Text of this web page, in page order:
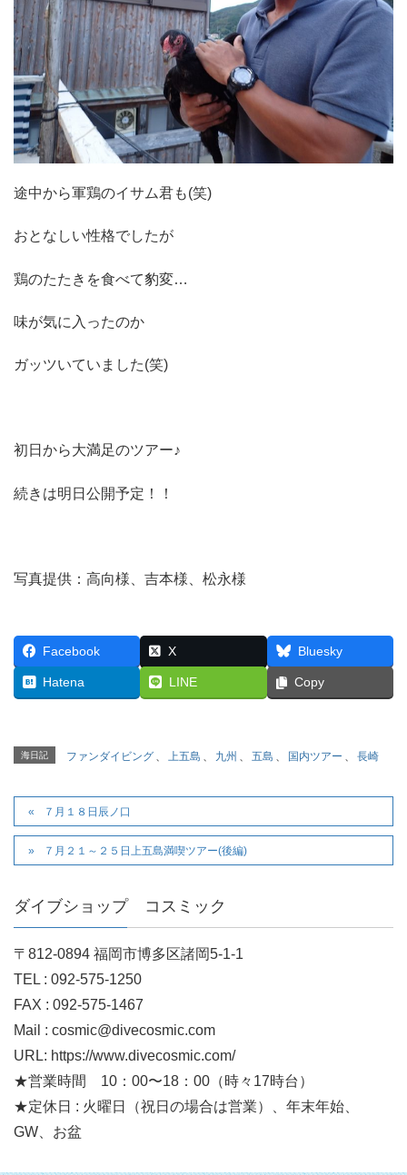
途中から軍鶏のイサム君も(笑)
おとなしい性格でしたが
鶏のたたきを食べて豹変…
味が気に入ったのか
ガッツいていました(笑)
初日から大満足のツアー♪
続きは明日公開予定！！
写真提供：高向様、吉本様、松永様
Facebook X Bluesky
Hatena LINE Copy
海日記 ファンダイビング 、 上五島 、 九州 、 五島 、 国内ツアー 、 長崎
７月１８日辰ノ口
７月２１～２５日上五島満喫ツアー(後編)
ダイブショップ コスミック
〒812-0894 福岡市博多区諸岡5-1-1
TEL : 092-575-1250
FAX : 092-575-1467
Mail : cosmic@divecosmic.com
URL: https://www.divecosmic.com/
★営業時間 10：00〜18：00（時々17時台）
★定休日 : 火曜日（祝日の場合は営業）、年末年始、
GW、お盆